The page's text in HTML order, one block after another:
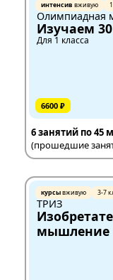
интенсив вживую
Олимпиадная
Изучаем
Для 1 класса
6600 ₽
6 занятий по 45
(прошедшие
курсывживую 3-7
ТРИЗ
мышление